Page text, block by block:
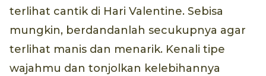
terlihat cantik di Hari Valentine. Sebisa
mungkin, berdandanlah secukupnya agar
terlihat manis dan menarik. Kenali tipe
wajahmu dan tonjolkan kelebihannya